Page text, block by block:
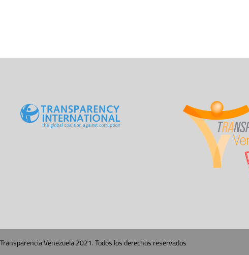
Transparencia Venezuela 2021. Todos los derechos reservados